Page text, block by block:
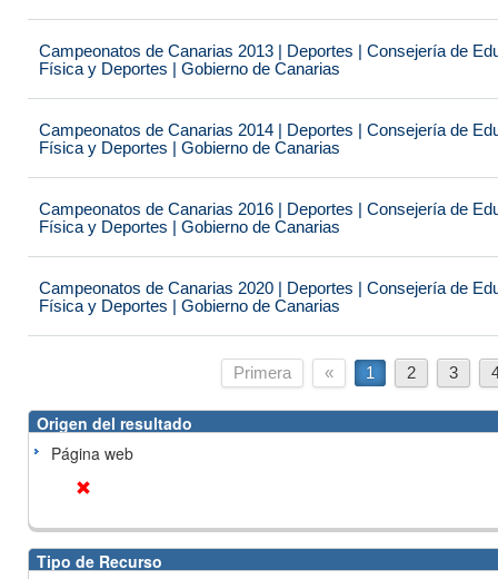
Campeonatos de Canarias 2013 | Deportes | Consejería de
Física y Deportes | Gobierno de Canarias
Campeonatos de Canarias 2014 | Deportes | Consejería de
Física y Deportes | Gobierno de Canarias
Campeonatos de Canarias 2016 | Deportes | Consejería de
Física y Deportes | Gobierno de Canarias
Campeonatos de Canarias 2020 | Deportes | Consejería de
Física y Deportes | Gobierno de Canarias
Primera « 1 2 3
Origen del resultado
Página web
Tipo de Recurso